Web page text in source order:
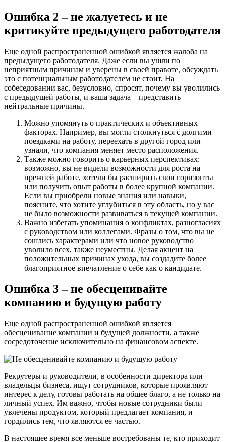
Ошибка 2 – не жалуетесь и не
критикуйте предыдущего работодателя
Еще одной распространенной ошибкой является жалоба на
предыдущего работодателя. Даже если вы ушли по
неприятным причинам и уверены в своей правоте, обсуждать
это с потенциальным работодателем не стоит. На
собеседовании вас, безусловно, спросят, почему вы уволились
с предыдущей работы, и ваша задача – представить
нейтральные причины.
Можно упомянуть о практических и объективных
факторах. Например, вы могли столкнуться с долгими
поездками на работу, переехать в другой город или
узнали, что компания меняет место расположения.
Также можно говорить о карьерных перспективах:
возможно, вы не видели возможности для роста на
прежней работе, хотели бы расширить свои горизонты
или получить опыт работы в более крупной компании.
Если вы приобрели новые знания или навыки,
поясните, что хотите углубиться в эту область, но у вас
не было возможности развиваться в текущей компании.
Важно избегать упоминания о конфликтах, разногласиях
с руководством или коллегами. Фразы о том, что вы не
сошлись характерами или что новое руководство
уволило всех, также неуместны. Делая акцент на
положительных причинах ухода, вы создадите более
благоприятное впечатление о себе как о кандидате.
Ошибка 3 – не обесценивайте
компанию и будущую работу
Еще одной распространенной ошибкой является
обесценивание компании и будущей должности, а также
сосредоточение исключительно на финансовом аспекте.
Рекрутеры и руководители, в особенности директора или
владельцы бизнеса, ищут сотрудников, которые проявляют
интерес к делу, готовы работать на общее благо, а не только на
личный успех. Им важно, чтобы новые сотрудники были
увлечены продуктом, который предлагает компания, и
гордились тем, что являются ее частью.
В настоящее время все меньше востребованы те, кто приходит